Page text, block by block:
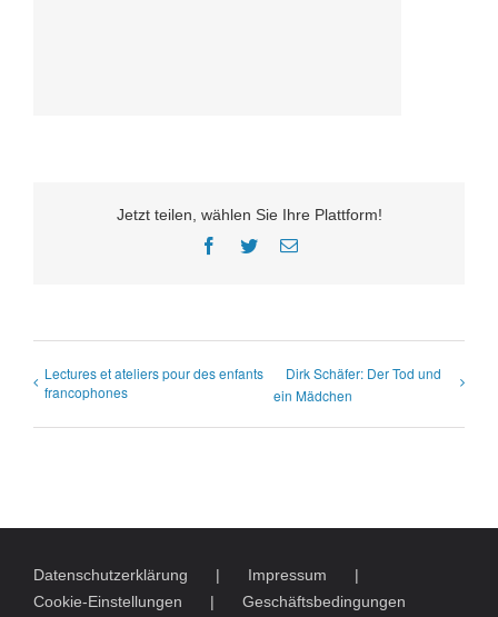
Jetzt teilen, wählen Sie Ihre Plattform!
Facebook
TwitterE-
Lectures et ateliers pour des enfants
francophones
Dirk Schäfer: Der Tod und
ein Mädchen
Datenschutzerklärung
Impressum
Cookie-Einstellungen
Geschäftsbedingungen